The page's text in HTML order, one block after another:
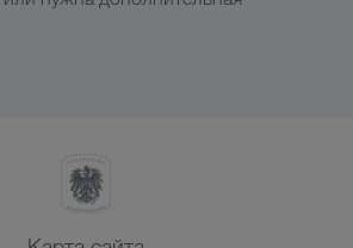
LKW WALTER